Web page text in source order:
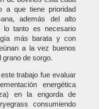
a que tiene prioridad
además del alto
lo tanto es necesario
más barata y con
a la vez buenos
grano de sorgo.
trabajo fue evaluar
energética
en la engorda de
consumiendo